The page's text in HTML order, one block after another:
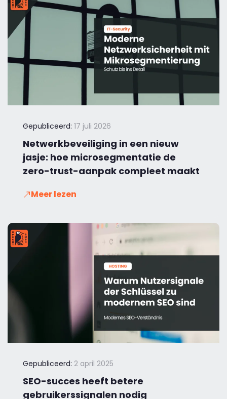
Gepubliceerd: 17 juli 2026
Netwerkbeveiliging in een nieuw
jasje: hoe microsegmentatie de
zero-trust-aanpak compleet maakt
Meer lezen
Gepubliceerd: 2 april 2025
SEO-succes heeft betere
gebruikerssignalen nodig